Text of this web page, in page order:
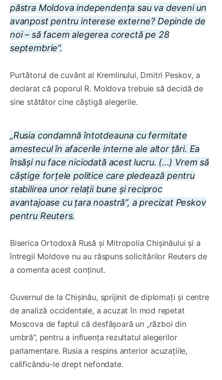
păstra Moldova independența sau va deveni un
avanpost pentru interese externe? Depinde de
noi – să facem alegerea corectă pe 28
septembrie”.
Purtătorul de cuvânt al Kremlinului, Dmitri Peskov, a
declarat că poporul R. Moldova trebuie să decidă de
sine stătător cine câștigă alegerile.
„Rusia condamnă întotdeauna cu fermitate
amestecul în afacerile interne ale altor țări. Ea
însăși nu face niciodată acest lucru. (...) Vrem să
câștige forțele politice care pledează pentru
stabilirea unor relații bune și reciproc
avantajoase cu țara noastră”, a precizat Peskov
pentru Reuters.
Biserica Ortodoxă Rusă și Mitropolia Chișinăului și a
întregii Moldove nu au răspuns solicitărilor Reuters de
a comenta acest conținut.
Guvernul de la Chișinău, sprijinit de diplomați și centre
de analiză occidentale, a acuzat în mod repetat
Moscova de faptul că desfășoară un „război din
umbră”, pentru a influența rezultatul alegerilor
parlamentare. Rusia a respins anterior acuzațiile,
calificându-le drept nefondate.